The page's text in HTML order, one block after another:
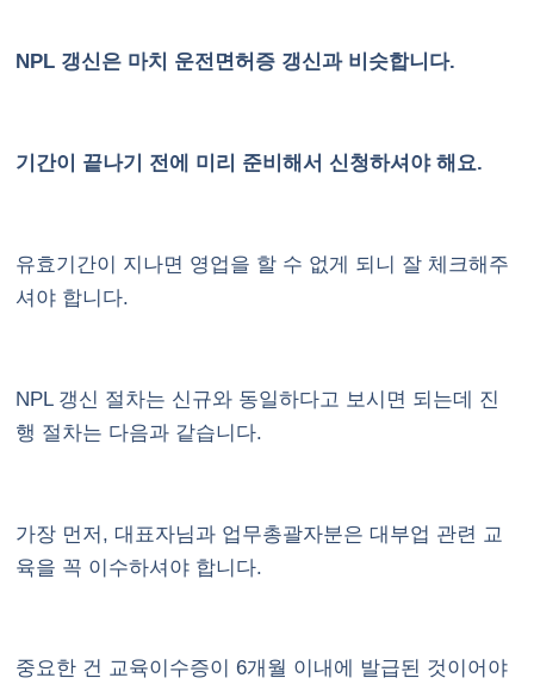
NPL 갱신은 마치 운전면허증 갱신과 비슷합니다.
기간이 끝나기 전에 미리 준비해서 신청하셔야 해요.
유효기간이 지나면 영업을 할 수 없게 되니 잘 체크해주
셔야 합니다.
NPL 갱신 절차는 신규와 동일하다고 보시면 되는데 진
행 절차는 다음과 같습니다.
가장 먼저, 대표자님과 업무총괄자분은 대부업 관련 교
육을 꼭 이수하셔야 합니다.
중요한 건 교육이수증이 6개월 이내에 발급된 것이어야